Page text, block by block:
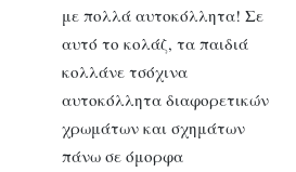
με πολλά αυτοκόλλητα! Σε
αυτό το κολάζ, τα παιδιά
κολλάνε τσόχινα
αυτοκόλλητα διαφορετικών
χρωμάτων και σχημάτων
πάνω σε όμορφα